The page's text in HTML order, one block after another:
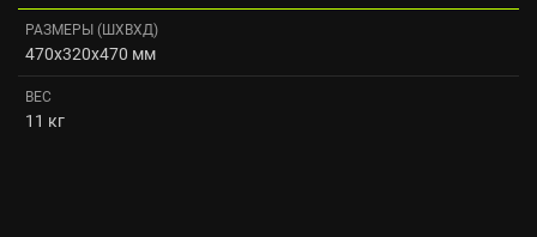
РАЗМЕРЫ (ШXВXД)
470x320x470 мм
ВЕС
11 кг